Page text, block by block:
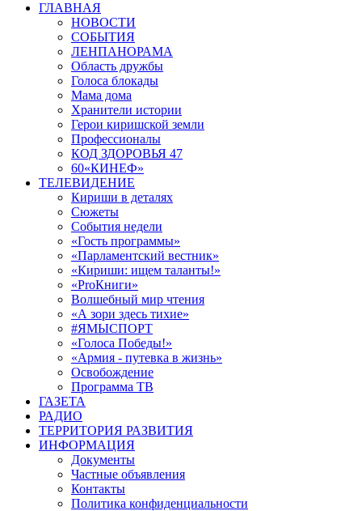
ГЛАВНАЯ
НОВОСТИ
СОБЫТИЯ
ЛЕНПАНОРАМА
Область дружбы
Голоса блокады
Мама дома
Хранители истории
Герои киришской земли
Профессионалы
КОД ЗДОРОВЬЯ 47
60«КИНЕФ»
ТЕЛЕВИДЕНИЕ
Кириши в деталях
Сюжеты
События недели
«Гость программы»
«Парламентский вестник»
«Кириши: ищем таланты!»
«ProКниги»
Волшебный мир чтения
«А зори здесь тихие»
#ЯМЫСПОРТ
«Голоса Победы!»
«Армия - путевка в жизнь»
Освобождение
Программа ТВ
ГАЗЕТА
РАДИО
ТЕРРИТОРИЯ РАЗВИТИЯ
ИНФОРМАЦИЯ
Документы
Частные объявления
Контакты
Политика конфиденциальности